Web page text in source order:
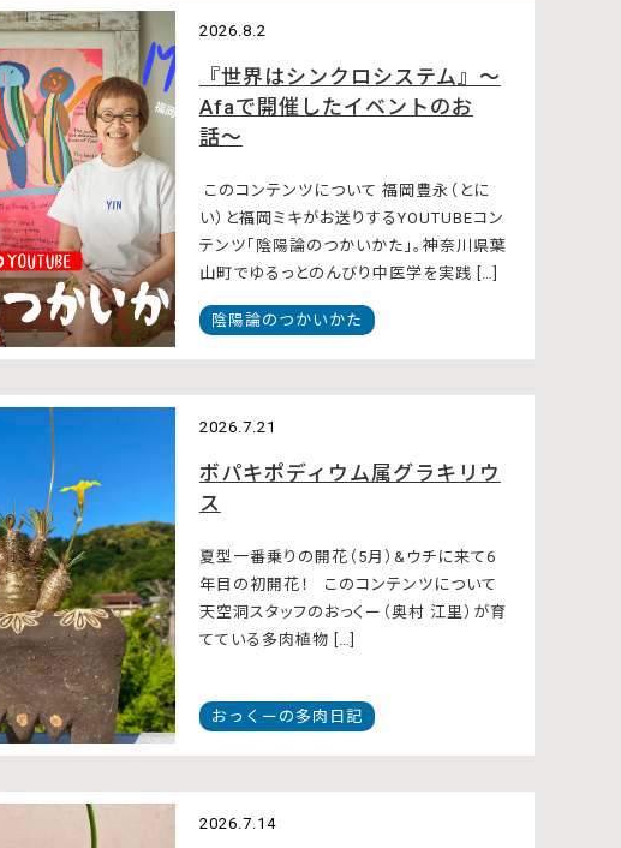
2026.8.2
『世界はシンクロシステム』〜
Afaで開催したイベントのお
話〜
このコンテンツについて 福岡豊永（とに
い）と福岡ミキがお送りするYOUTUBEコン
テンツ「陰陽論のつかいかた」。神奈川県葉
山町でゆるっとのんびり中医学を実践 […]
陰陽論のつかいかた
2026.7.21
ボパキポディウム属グラキリウ
ス
夏型一番乗りの開花（5月）&ウチに来て6
年目の初開花！ このコンテンツについて
天空洞スタッフのおっくー（奥村 江里）が育
てている多肉植物 […]
おっくーの多肉日記
2026.7.14